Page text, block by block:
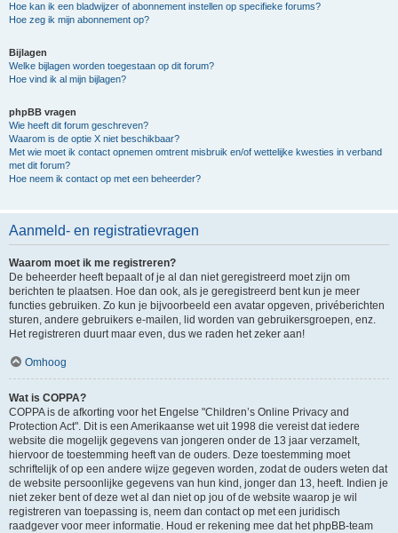
Hoe kan ik een bladwijzer of abonnement instellen op specifieke forums?
Hoe zeg ik mijn abonnement op?
Bijlagen
Welke bijlagen worden toegestaan op dit forum?
Hoe vind ik al mijn bijlagen?
phpBB vragen
Wie heeft dit forum geschreven?
Waarom is de optie X niet beschikbaar?
Met wie moet ik contact opnemen omtrent misbruik en/of wettelijke kwesties in verband
met dit forum?
Hoe neem ik contact op met een beheerder?
Aanmeld- en registratievragen
Waarom moet ik me registreren?
De beheerder heeft bepaalt of je al dan niet geregistreerd moet zijn om
berichten te plaatsen. Hoe dan ook, als je geregistreerd bent kun je meer
functies gebruiken. Zo kun je bijvoorbeeld een avatar opgeven, privéberichten
sturen, andere gebruikers e-mailen, lid worden van gebruikersgroepen, enz.
Het registreren duurt maar even, dus we raden het zeker aan!
Omhoog
Wat is COPPA?
COPPA is de afkorting voor het Engelse "Children’s Online Privacy and
Protection Act". Dit is een Amerikaanse wet uit 1998 die vereist dat iedere
website die mogelijk gegevens van jongeren onder de 13 jaar verzamelt,
hiervoor de toestemming heeft van de ouders. Deze toestemming moet
schriftelijk of op een andere wijze gegeven worden, zodat de ouders weten dat
de website persoonlijke gegevens van hun kind, jonger dan 13, heeft. Indien je
niet zeker bent of deze wet al dan niet op jou of de website waarop je wil
registreren van toepassing is, neem dan contact op met een juridisch
raadgever voor meer informatie. Houd er rekening mee dat het phpBB-team